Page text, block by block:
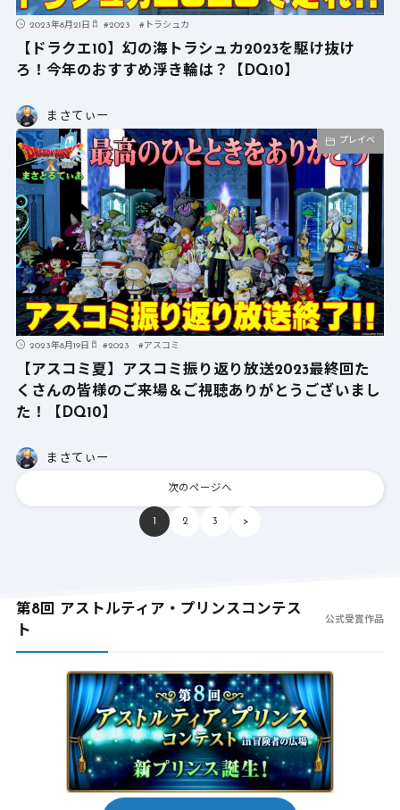
2023年8月21日 #2023 # トラシュカ
【ドラクエ10】幻の海トラシュカ2023を駆け抜け
ろ！今年のおすすめ浮き輪は？【DQ10】
まさてぃー
プレイベ
2023年8月19日 #2023 #アスコミ
【アスコミ夏】アスコミ振り返り放送2023最終回た
くさんの皆様のご来場＆ご視聴ありがとうございまし
た！【DQ10】
まさてぃー
次のページへ
1 2 3 >
第8回 アストルティア・プリンスコンテス
ト
公式受賞作品